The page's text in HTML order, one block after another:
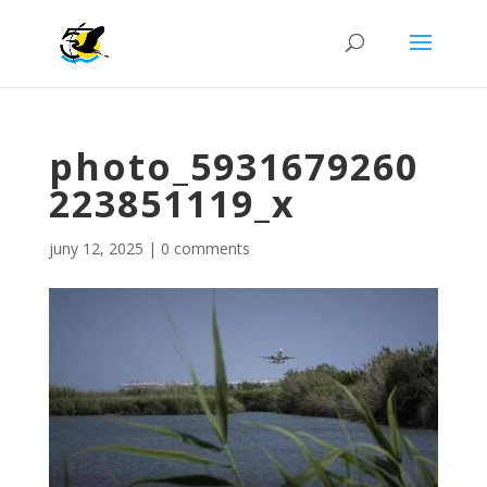
photo_5931679260
223851119_x
juny 12, 2025 | 0 comments